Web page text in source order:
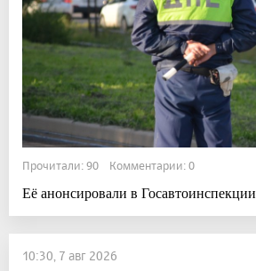
Прочитали: 90 Комментарии: 0
Её анонсировали в Госавтоинспекции
10:30, 7 авг 2026